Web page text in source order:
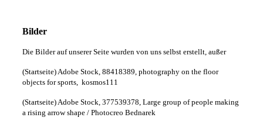
Bilder
Die Bilder auf unserer Seite wurden von uns selbst erstellt, außer
(Startseite) Adobe Stock, 88418389, photography on the floor
objects for sports, kosmos111
(Startseite) Adobe Stock, 377539378, Large group of people making
a rising arrow shape / Photocreo Bednarek